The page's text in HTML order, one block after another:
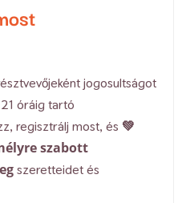
jogosultságot
óráig tartó
regisztrálj most, és 💚
szabott
szeretteidet és